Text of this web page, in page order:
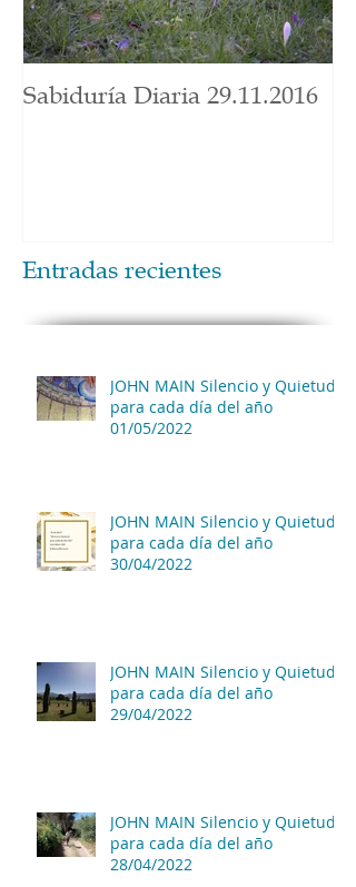
Sabiduría Diaria 29.11.2016
Entradas recientes
JOHN MAIN Silencio y Quietud
para cada día del año
01/05/2022
JOHN MAIN Silencio y Quietud
para cada día del año
30/04/2022
JOHN MAIN Silencio y Quietud
para cada día del año
29/04/2022
JOHN MAIN Silencio y Quietud
para cada día del año
28/04/2022